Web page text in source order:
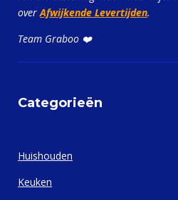
overAfwijkende Levertijden.
Team Graboo ❤️
Categorieën
Huishouden
Keuken